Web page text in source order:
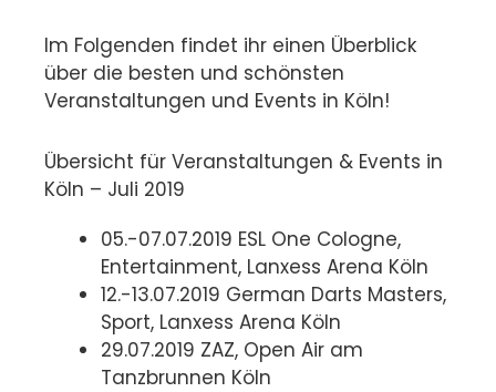
Im Folgenden findet ihr einen Überblick
über die besten und schönsten
Veranstaltungen und Events in Köln!
Übersicht für Veranstaltungen & Events in
Köln – Juli 2019
05.-07.07.2019 ESL One Cologne,
Entertainment, Lanxess Arena Köln
12.-13.07.2019 German Darts Masters,
Sport, Lanxess Arena Köln
29.07.2019 ZAZ, Open Air am
Tanzbrunnen Köln